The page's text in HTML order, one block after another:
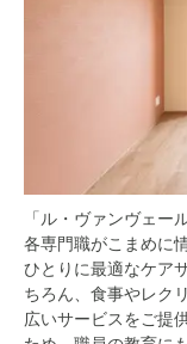
「ル・ヴァンヴェー
各専門職がこまめに
ひとりに最適なケア
ちろん、食事やレク
広いサービスをご提